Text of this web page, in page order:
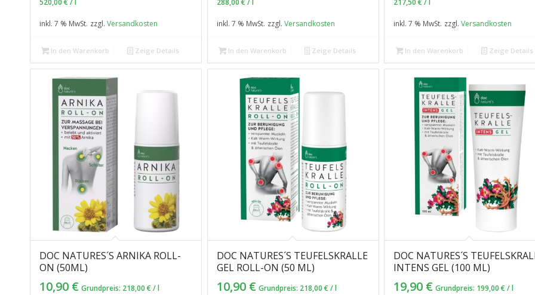
5,20 €.
inkl. 7 % MwSt. zzgl. Versandkosten
In den Warenkorb Zeige Details
7,20 €.
inkl. 7 % MwSt. zzgl. Versandkosten
In den Warenkorb Zeige Details
21,75 €.
inkl. 7 % MwSt. zzgl.Versandkosten
In den Warenkorb Zeige Details
DOC NATURES´S ARNIKA ROLL-
ON (50ML)
10,90 € Grundpreis: 218,00 € /l
DOC NATURES´S TEUFELSKRALLE
GEL ROLL-ON (50 ML)
10,90 € Grundpreis: 218,00 € /l
DOC NATURES´S
INTENS GEL (100 ML)
19,90 € Grundpreis: 199,00€ /l